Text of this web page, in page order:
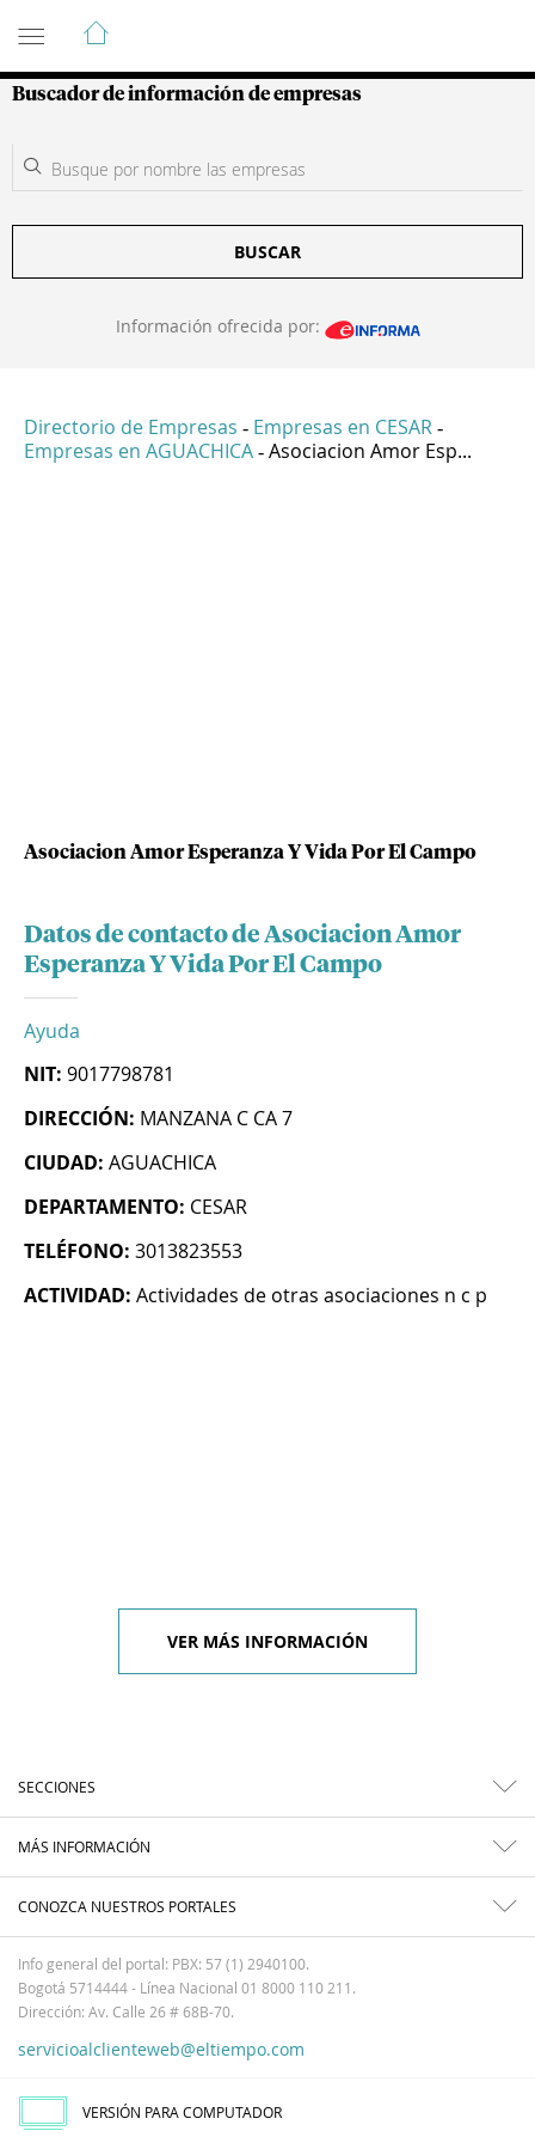
Guía de Empresas Colombianas
Buscador de información de empresas
BUSCAR
Información ofrecida por:
Directorio de Empresas - Empresas en CESAR -
Empresas en AGUACHICA - Asociacion Amor Esp...
Asociacion Amor Esperanza Y Vida Por El Campo
Datos de contacto de Asociacion Amor
Esperanza Y Vida Por El Campo
Ayuda
NIT: 9017798781
DIRECCIÓN: MANZANA C CA 7
CIUDAD: AGUACHICA
DEPARTAMENTO: CESAR
TELÉFONO: 3013823553
ACTIVIDAD: Actividades de otras asociaciones n c p
VER MÁS INFORMACIÓN
SECCIONES
MÁS INFORMACIÓN
CONOZCA NUESTROS PORTALES
Info general del portal: PBX: 57 (1) 2940100.
Bogotá 5714444 - Línea Nacional 01 8000 110 211.
Dirección: Av. Calle 26 # 68B-70.
servicioalclienteweb@eltiempo.com
VERSIÓN PARA COMPUTADOR